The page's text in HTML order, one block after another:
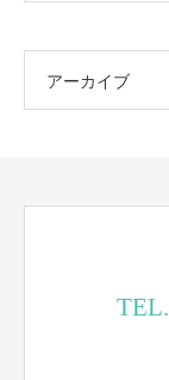
アーカイブ
TEL.